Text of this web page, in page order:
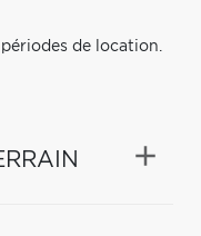
de location.